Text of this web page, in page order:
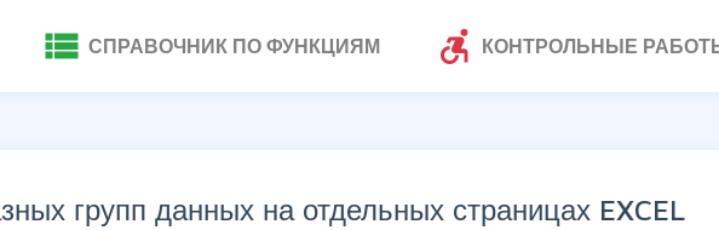
view_list СПРАВОЧНИК ПО ФУНКЦИЯМ accessible_forward КОНТРОЛЬНЫЕ
групп данных на отдельных страницах EXCEL